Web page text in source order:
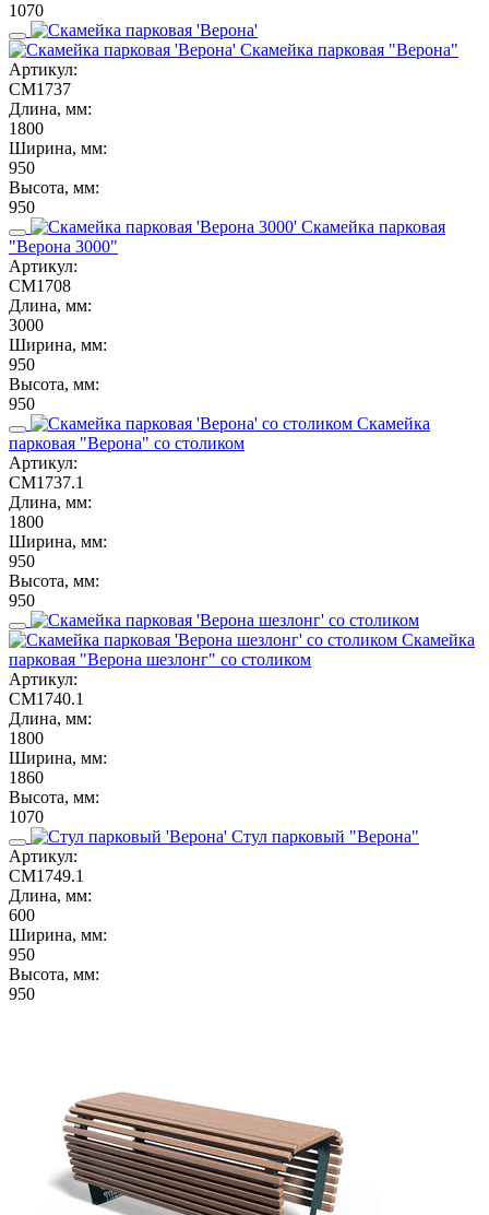
1070
Скамейка парковая "Верона"
Артикул:
СМ1737
Длина, мм:
1800
Ширина, мм:
950
Высота, мм:
950
Скамейка парковая
"Верона 3000"
Артикул:
СМ1708
Длина, мм:
3000
Ширина, мм:
950
Высота, мм:
950
Скамейка
парковая "Верона" со столиком
Артикул:
СМ1737.1
Длина, мм:
1800
Ширина, мм:
950
Высота, мм:
950
Скамейка
парковая "Верона шезлонг" со столиком
Артикул:
СМ1740.1
Длина, мм:
1800
Ширина, мм:
1860
Высота, мм:
1070
Стул парковый "Верона"
Артикул:
СМ1749.1
Длина, мм:
600
Ширина, мм:
950
Высота, мм:
950